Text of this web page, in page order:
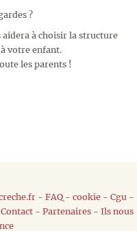
?
aidera à choisir la structure
votre enfant.
les parents !
- FAQ- cookie- Cgu -
Contact- Partenaires- Ils nous